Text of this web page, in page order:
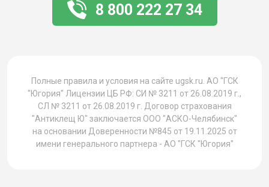
8 800 222 27 34
Полные правила и условия на сайте ugsk.ru. АО "ГСК
"Югория" Лицензии ЦБ РФ: СИ № 3211 от 26.08.2019 г.,
СЛ № 3211 от 26.08.2019 г. Договор страхования
"Антиклещ Ю" заключается ООО "АСКО-Челябинск"
на основании Доверенности №845 от 19.11.2025 от
имени генерального партнера - АО "ГСК "Югория"